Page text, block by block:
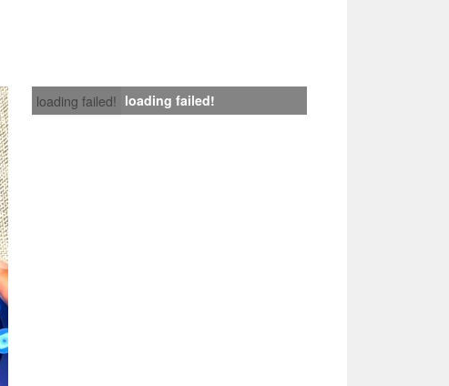
loading failed! loading failed!